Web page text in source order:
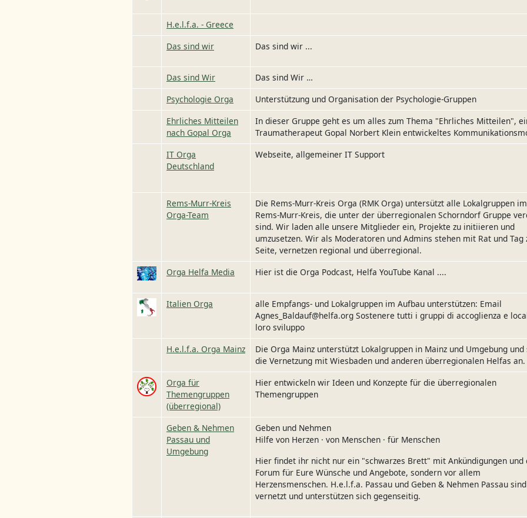
H.e.l.f.a. - Greece
Das sind wir
Das sind wir ...
Das sind Wir
Das sind Wir …
Psychologie Orga
Unterstützung und Organisation der Psychologie-Gruppen
Ehrliches Mitteilen
nach Gopal Orga
In dieser Gruppe geht es um alles zum Thema "Ehrliches Mitteilen",
Traumatherapeut Gopal Norbert Klein entwickeltes
IT Orga
Deutschland
Webseite, allgemeiner IT Support
Rems-Murr-Kreis
Orga-Team
Die Rems-Murr-Kreis Orga (RMK Orga) untersützt alle Lokalgruppen im
Rems-Murr-Kreis, die unter der überregionalen Schorndorf Gruppe
sind. Wir laden alle unsere Mitglieder ein, Projekte zu initiieren und
umzusetzen. Wir als Moderatoren und Admins stehen mit Rat und Tag
Seite, vernetzen regional und überregional.
Image
Orga Helfa Media Hier ist die Orga Podcast, Helfa YouTube Kanal ....
Image Italien Orga
alle Empfangs- und Lokalgruppen im Aufbau unterstützen: Email
Agnes_Baldauf@helfa.org Sostenere tutti i gruppi di accoglienza e
loro sviluppo
H.e.l.f.a. Orga Mainz
Die Orga Mainz unterstützt Lokalgruppen in Mainz und Umgebung
die Vernetzung mit Wiesbaden und anderen überregionalen Helfas an.
Image
Orga für
Themengruppen
(überregional)
Hier entwickeln wir Ideen und Konzepte für die überregionalen
Themengruppen
Geben & Nehmen
Passau und
Umgebung
Geben und Nehmen
Hilfe von Herzen · von Menschen · für Menschen
Hier findet ihr nicht nur ein "schwarzes Brett" mit Ankündigungen und
Forum für Eure Wünsche und Angebote, sondern vor allem
Herzensmenschen. H.e.l.f.a. Passau und Geben & Nehmen Passau sind
vernetzt und unterstützen sich gegenseitig.